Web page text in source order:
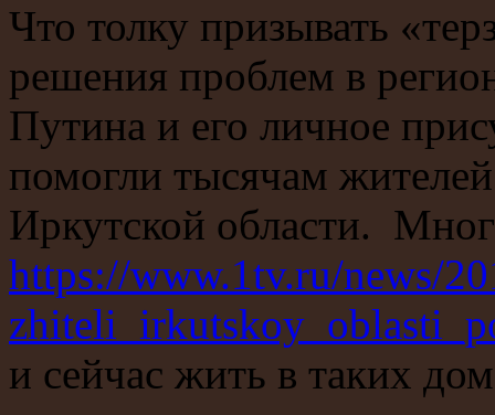
Что толку призывать
решения проблем в
Путина и его личное
помогли тысячам
Иркутской области.
https://www.1tv.ru/news/
и сейчас жить в таких